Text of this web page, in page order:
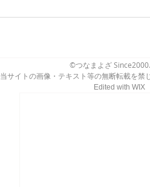
©つなまよざ
当サイトの画像・テキスト等の無断転載を禁
Edited with WIX